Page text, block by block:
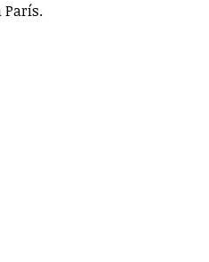
París.